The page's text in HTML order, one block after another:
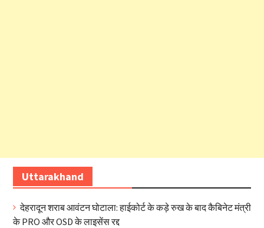
Uttarakhand
देहरादून शराब आवंटन घोटाला: हाईकोर्ट के कड़े रुख के बाद कैबिनेट मंत्री
के PRO और OSD के लाइसेंस रद्द